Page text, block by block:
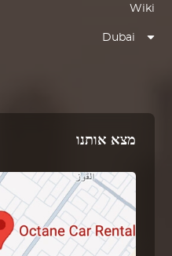
Wiki
Dubai
מצא אותנו